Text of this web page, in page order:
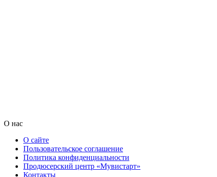
О нас
О сайте
Пользовательское соглашение
Политика конфиденциальности
Продюсерский центр «Мувистарт»
Контакты